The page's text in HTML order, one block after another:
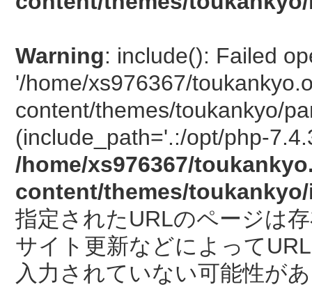
Warning: include(): Failed
'/home/xs976367/
content/themes/toukankyo/
(include_path='.:/opt/php-
/home/xs976367/
content/themes/
指定されたURLのページは
サイト更新などによって
入力されていない可能性が